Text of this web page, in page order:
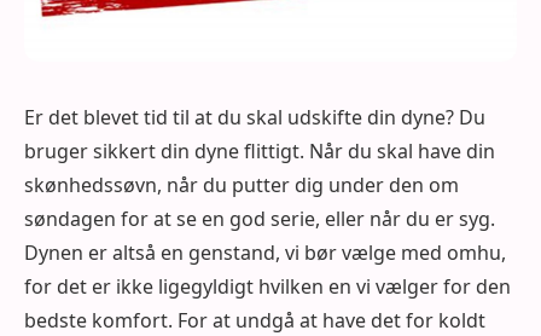
Er det blevet tid til at du skal udskifte din dyne? Du
bruger sikkert din dyne flittigt. Når du skal have din
skønhedssøvn, når du putter dig under den om
søndagen for at se en god serie, eller når du er syg.
Dynen er altså en genstand, vi bør vælge med omhu,
for det er ikke ligegyldigt hvilken en vi vælger for den
bedste komfort. For at undgå at have det for koldt